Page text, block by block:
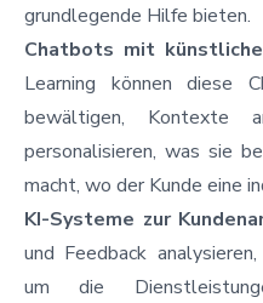
grundlegende Hilfe bieten.
Chatbots mit
Learning können diese
bewältigen, Kontexte
personalisieren, was sie
macht, wo der Kunde eine
KI-Systeme zur
und Feedback
um die